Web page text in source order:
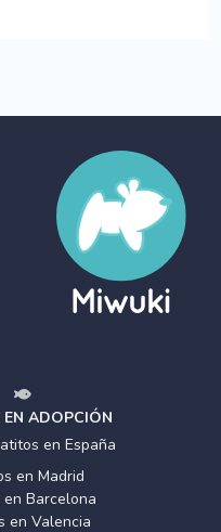
EN ADOPCIÓN
en España
en Madrid
Barcelona
en Valencia